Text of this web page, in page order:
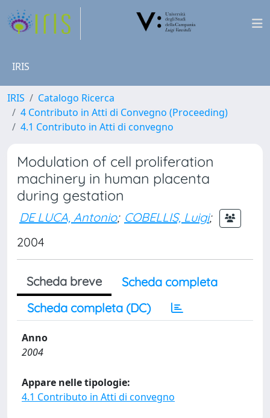
IRIS
IRIS
Catalogo Ricerca
4 Contributo in Atti di Convegno (Proceeding)
4.1 Contributo in Atti di convegno
Modulation of cell proliferation
machinery in human placenta
during gestation
DE LUCA, Antonio; COBELLIS, Luigi;
2004
Scheda breve
Scheda completa
Scheda completa (DC)
Anno
2004
Appare nelle tipologie:
4.1 Contributo in Atti di convegno